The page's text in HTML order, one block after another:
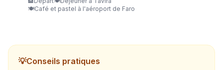
🍽️Café et pastel à l'aéroport de Faro
💡Conseils pratiques